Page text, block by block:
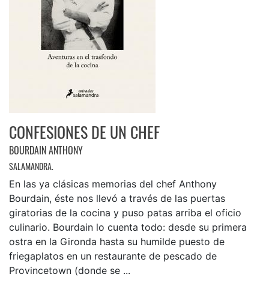
CONFESIONES DE UN CHEF
BOURDAIN ANTHONY
SALAMANDRA.
En las ya clásicas memorias del chef Anthony
Bourdain, éste nos llevó a través de las puertas
giratorias de la cocina y puso patas arriba el oficio
culinario. Bourdain lo cuenta todo: desde su primera
ostra en la Gironda hasta su humilde puesto de
friegaplatos en un restaurante de pescado de
Provincetown (donde se ...